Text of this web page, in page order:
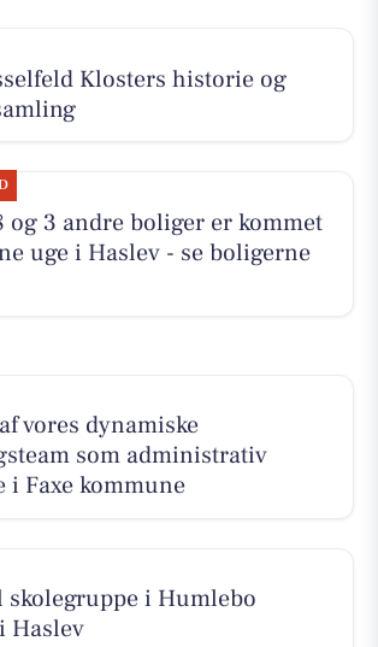
Klosters historie og
og 3 andre boliger er kommet
uge i Haslev - se boligerne
vores dynamiske
som administrativ
Faxe kommune
skolegruppe i Humlebo
Haslev